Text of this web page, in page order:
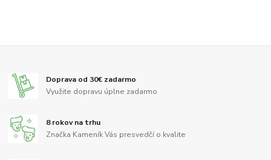
Doprava od 30€ zadarmo
Využite dopravu úplne zadarmo
8 rokov na trhu
Značka Kameník Vás presvedčí o kvalite